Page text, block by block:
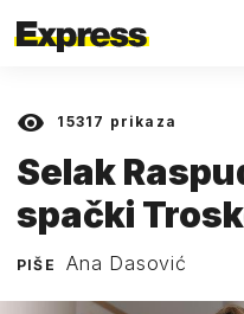
15317 prikaza
Selak
spački
PIŠE Ana Dasović